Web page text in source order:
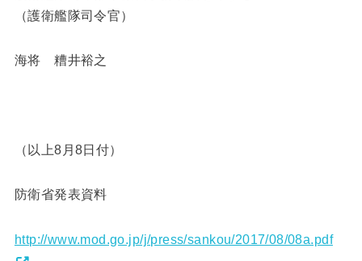
（護衛艦隊司令官）
海将 糟井裕之
（以上8月8日付）
防衛省発表資料
http://www.mod.go.jp/j/press/sankou/2017/08/08a.pdf